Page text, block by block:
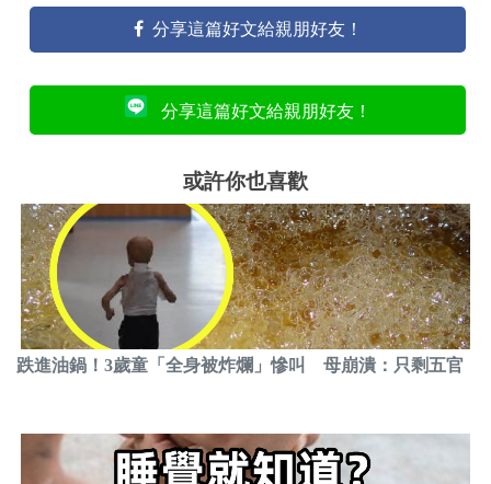
分享這篇好文給親朋好友！
分享這篇好文給親朋好友！
或許你也喜歡
跌進油鍋！3歲童「全身被炸爛」慘叫 母崩潰：只剩五官